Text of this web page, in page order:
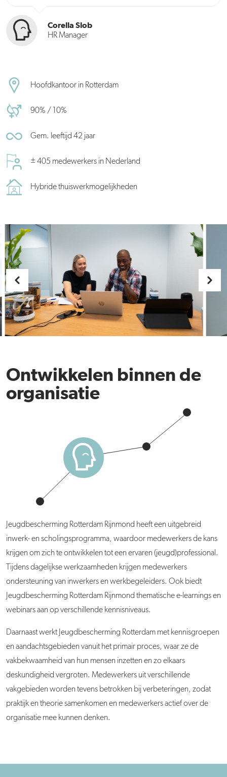
Corella Slob
HR Manager
Hoofdkantoor in Rotterdam
90% / 10%
Gem. leeftijd 42 jaar
± 405 medewerkers in Nederland
Hybride thuiswerkmogelijkheden
Ontwikkelen binnen de
organisatie
Jeugdbescherming Rotterdam Rijnmond heeft een uitgebreid
inwerk- en scholingsprogramma, waardoor medewerkers de kans
krijgen om zich te ontwikkelen tot een ervaren (jeugd)professional.
Tijdens dagelijkse werkzaamheden krijgen medewerkers
ondersteuning van inwerkers en werkbegeleiders. Ook biedt
Jeugdbescherming Rotterdam Rijnmond thematische e-learnings en
webinars aan op verschillende kennisniveaus.
Daarnaast werkt Jeugdbescherming Rotterdam met kennisgroepen
en aandachtsgebieden vanuit het primair proces, waar ze de
vakbekwaamheid van hun mensen inzetten en zo elkaars
deskundigheid vergroten. Medewerkers uit verschillende
vakgebieden worden tevens betrokken bij verbeteringen, zodat
praktijk en theorie samenkomen en medewerkers actief over de
organisatie mee kunnen denken.